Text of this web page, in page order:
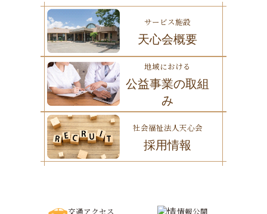
サービス施設
天心会概要
地域における
公益事業の取組
み
社会福祉法人天心会
採用情報
交通アクセス 情報公開